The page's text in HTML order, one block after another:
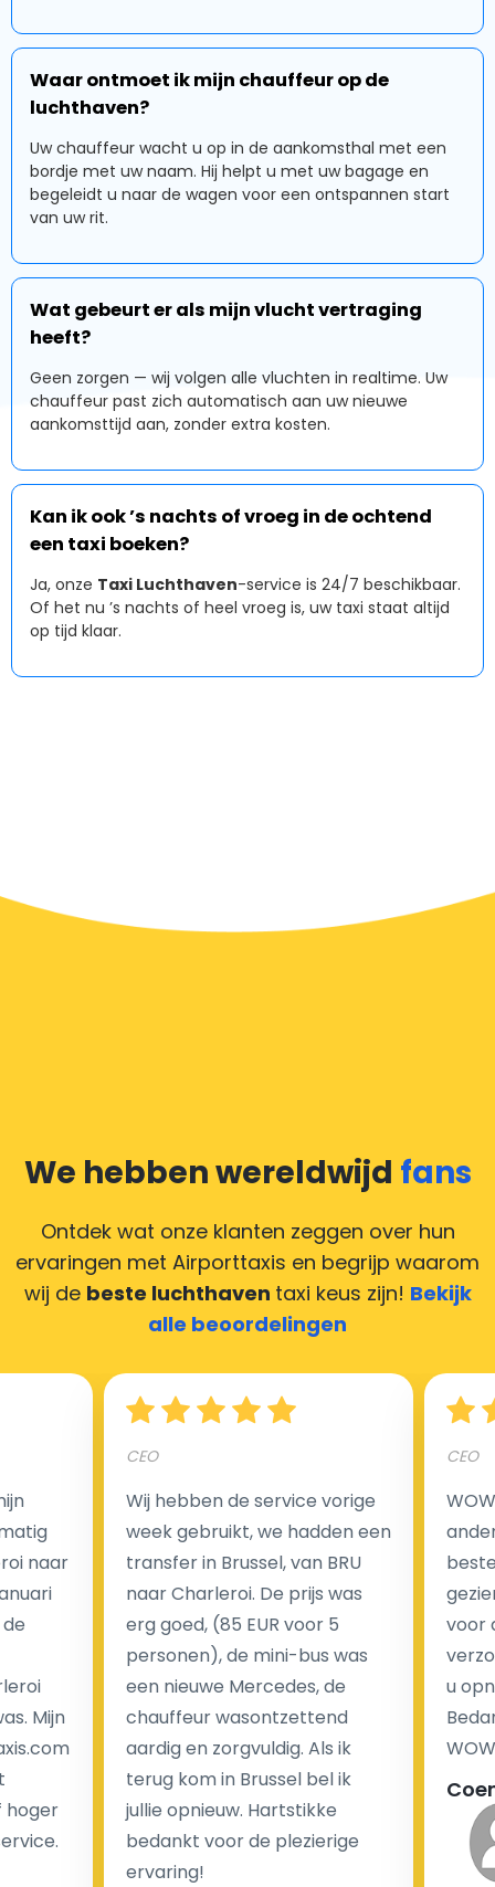
Waar ontmoet ik mijn chauffeur op de
luchthaven?
Uw chauffeur wacht u op in de aankomsthal met een
bordje met uw naam. Hij helpt u met uw bagage en
begeleidt u naar de wagen voor een ontspannen start
van uw rit.
Wat gebeurt er als mijn vlucht vertraging
heeft?
Geen zorgen — wij volgen alle vluchten in realtime. Uw
chauffeur past zich automatisch aan uw nieuwe
aankomsttijd aan, zonder extra kosten.
Kan ik ook ’s nachts of vroeg in de ochtend
een taxi boeken?
Ja, onze Taxi Luchthaven-service is 24/7 beschikbaar.
Of het nu ’s nachts of heel vroeg is, uw taxi staat altijd
op tijd klaar.
We hebben wereldwijd fans
Ontdek wat onze klanten zeggen over hun
ervaringen met Airporttaxis en begrijp waarom
wij de beste luchthaven taxi keus zijn! Bekijk
alle beoordelingen
naar
Mijn
hoger
CEO
Wij hebben de service vorige
week gebruikt, we hadden een
transfer in Brussel, van BRU
naar Charleroi. De prijs was
erg goed, (85 EUR voor 5
personen), de mini-bus was
een nieuwe Mercedes, de
chauffeur wasontzettend
aardig en zorgvuldig. Als ik
terug kom in Brussel bel ik
jullie opnieuw. Hartstikke
bedankt voor de plezierige
ervaring!
CEO
voor
u